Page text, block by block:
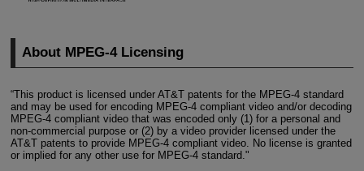
About MPEG-4Licensing
“This product is licensed under AT&T patents for the MPEG-4standard
and may be used for encoding MPEG-4compliant video and/or decoding
MPEG-4compliant video that was encoded only (1) for a personal and
non-commercial purpose or (2) by a video provider licensed under the
AT&T patents to provide MPEG-4compliant video. No license is granted
or implied for any other use for MPEG-4standard."